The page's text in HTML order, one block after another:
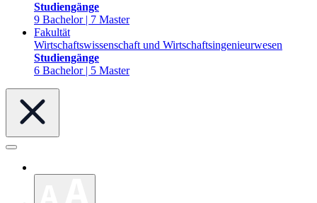
Studiengänge
9 Bachelor | 7 Master
Fakultät
Wirtschaftswissenschaft und Wirtschaftsingenieurwesen
Studiengänge
6 Bachelor | 5 Master